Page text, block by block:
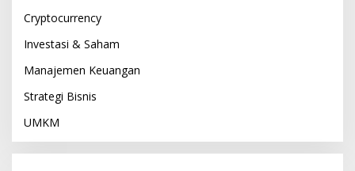
Cryptocurrency
Investasi & Saham
Manajemen Keuangan
Strategi Bisnis
UMKM